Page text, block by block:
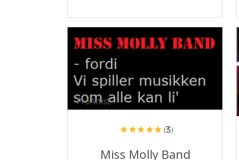
ProArtist
(3)
Miss Molly Band